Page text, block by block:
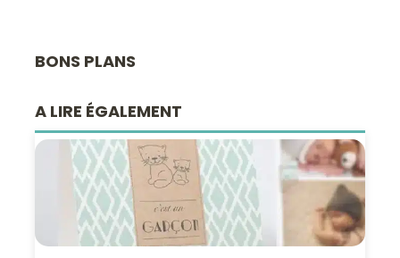
BONS PLANS
A LIRE ÉGALEMENT